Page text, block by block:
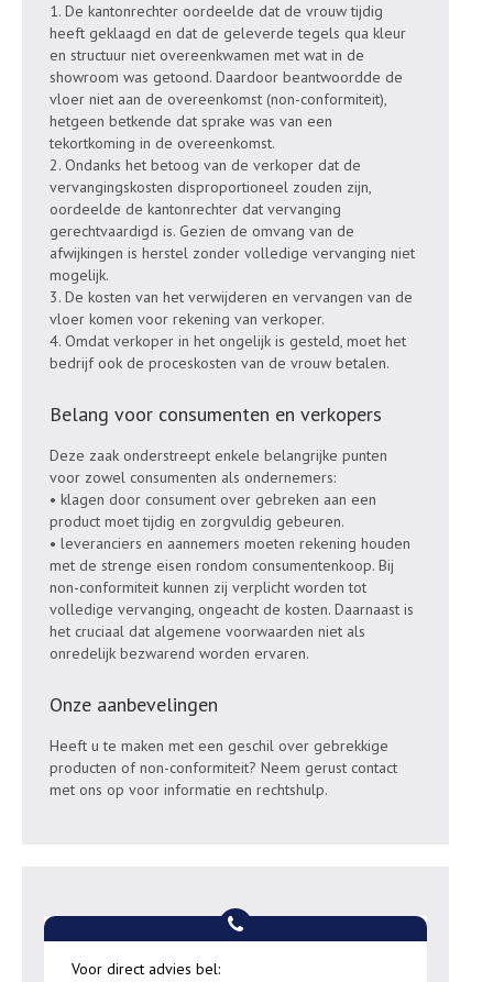
1. De kantonrechter oordeelde dat de vrouw tijdig
heeft geklaagd en dat de geleverde tegels qua kleur
en structuur niet overeenkwamen met wat in de
showroom was getoond. Daardoor beantwoordde de
vloer niet aan de overeenkomst (non-conformiteit),
hetgeen betkende dat sprake was van een
tekortkoming in de overeenkomst.
2. Ondanks het betoog van de verkoper dat de
vervangingskosten disproportioneel zouden zijn,
oordeelde de kantonrechter dat vervanging
gerechtvaardigd is. Gezien de omvang van de
afwijkingen is herstel zonder volledige vervanging niet
mogelijk.
3. De kosten van het verwijderen en vervangen van de
vloer komen voor rekening van verkoper.
4. Omdat verkoper in het ongelijk is gesteld, moet het
bedrijf ook de proceskosten van de vrouw betalen.
Belang voor consumenten en verkopers
Deze zaak onderstreept enkele belangrijke punten
voor zowel consumenten als ondernemers:
• klagen door consument over gebreken aan een
product moet tijdig en zorgvuldig gebeuren.
• leveranciers en aannemers moeten rekening houden
met de strenge eisen rondom consumentenkoop. Bij
non-conformiteit kunnen zij verplicht worden tot
volledige vervanging, ongeacht de kosten. Daarnaast is
het cruciaal dat algemene voorwaarden niet als
onredelijk bezwarend worden ervaren.
Onze aanbevelingen
Heeft u te maken met een geschil over gebrekkige
producten of non-conformiteit? Neem gerust contact
met ons op voor informatie en rechtshulp.
Voor direct advies bel: